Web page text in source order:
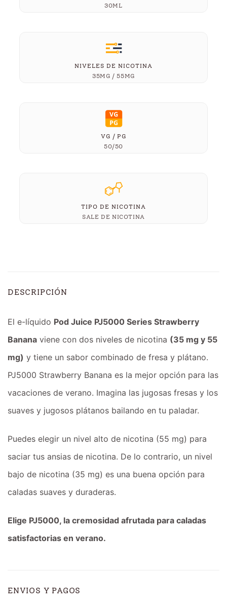
30ML
NIVELES DE NICOTINA
35MG / 55MG
VG / PG
50/50
TIPO DE NICOTINA
SALE DE NICOTINA
DESCRIPCIÓN
El e-líquido Pod Juice PJ5000 Series Strawberry
Banana viene con dos niveles de nicotina (35 mg y 55
mg) y tiene un sabor combinado de fresa y plátano.
PJ5000 Strawberry Banana es la mejor opción para las
vacaciones de verano. Imagina las jugosas fresas y los
suaves y jugosos plátanos bailando en tu paladar.
Puedes elegir un nivel alto de nicotina (55 mg) para
saciar tus ansias de nicotina. De lo contrario, un nivel
bajo de nicotina (35 mg) es una buena opción para
caladas suaves y duraderas.
Elige PJ5000, la cremosidad afrutada para caladas
satisfactorias en verano.
ENVIOS Y PAGOS